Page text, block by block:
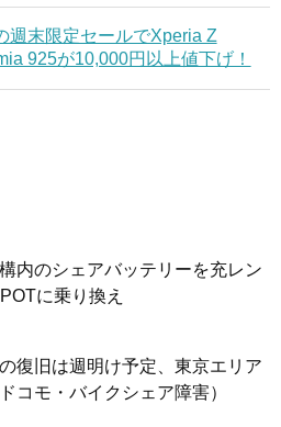
週末限定セールでXperia Z
925が10,000円以上値下げ！
構内のシェアバッテリーを充レン
に乗り換え
復旧は週明け予定、東京エリア
コモ・バイクシェア障害）